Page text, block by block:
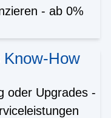
- ab 0%
Know-How
oder Upgrades -